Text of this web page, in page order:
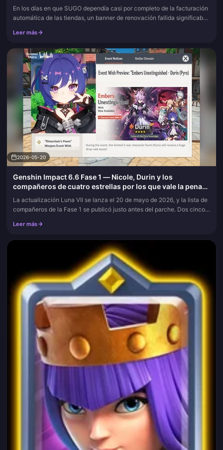
En los días en que SUGO dependía casi por completo de la facturación
automática de las tiendas, un banner de renovación fallida significaba
Leer más
2026-05-20
Genshin Impact 6.6 Fase 1 — Nicole, Durin y los
compañeros de cuatro estrellas por los que vale la pena
tirar
La actualización Luna VII se lanza el 20 de mayo de 2026, y la lista de
compañeros de la Fase 1 se publicó justo antes del parche. Dos cinco
Leer más